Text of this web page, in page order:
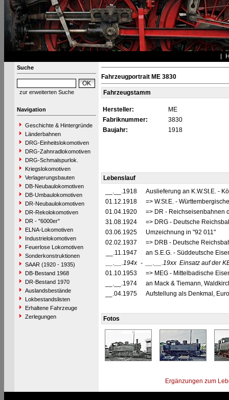
Suche
zur erweiterten Suche
Navigation
Geschichte & Hintergründe
Länderbahnen
DRG-Einheitslokomotiven
DRG-Zahnradlokomotiven
DRG-Schmalspurlok.
Kriegslokomotiven
Verlagerungsbauten
DB-Neubaulokomotiven
DB-Umbaulokomotiven
DR-Neubaulokomotiven
DR-Rekolokomotiven
DR - "6000er"
ELNA-Lokomotiven
Industrielokomotiven
Feuerlose Lokomotiven
Sonderkonstruktionen
SAAR (1920 - 1935)
DB-Bestand 1968
DR-Bestand 1970
Auslandsbestände
Lokbestandslisten
Erhaltene Fahrzeuge
Zerlegungen
Fahrzeugportrait ME 3830
Fahrzeugstamm
Hersteller:
ME
Fabriknummer:
3830
Baujahr:
1918
Lebenslauf
__.__.1918
Auslieferung an K.W.St.E. -
01.12.1918
=> W.St.E. -
01.04.1920
=> DR - Reichseisenbahnen
31.08.1924
=> DRG - Deutsche
03.06.1925
Umzeichnung in "92 011"
02.02.1937
=> DRB - Deutsche
__.11.1947
an S.E.G. - Süddeutsche
__.__.194x - __.__.19xx Einsatz auf der
01.10.1953
=> MEG - Mittelbadische
__.__.1974
an Mack & Tiemann,
__.04.1975
Aufstellung als Denkmal,
Fotos
Ergänzungen zum